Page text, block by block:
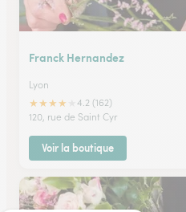
Franck Hernandez
Lyon
★★★★
4.2 (162)
120, rue de Saint Cyr
Voir la boutique